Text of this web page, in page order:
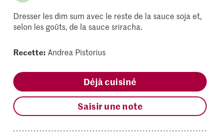
Dresser les dim sum avec le reste de la sauce soja et,
selon les goûts, de la sauce sriracha.
Recette: Andrea Pistorius
Déjà cuisiné
Saisir une note